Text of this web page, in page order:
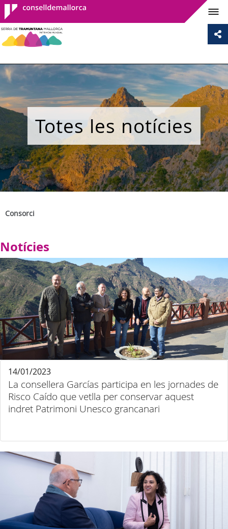
Consell de
Mallorca
Totes les notícies
Consorci
Notícies
La consellera Garcías participa en les jornades de
Risco Caído que vetlla per conservar aquest
indret Patrimoni Unesco grancanari
14/01/2023